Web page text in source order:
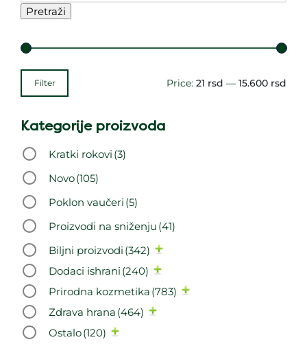
Pretraži
Filter Price: 21 rsd — 15.600 rsd
Kategorije proizvoda
Kratki rokovi (3)
Novo(105)
Poklon vaučeri (5)
Proizvodi na sniženju (41)
Biljni proizvodi (342)
Dodaci ishrani (240)
Prirodna kozmetika (783)
Zdrava hrana (464)
Ostalo(120)